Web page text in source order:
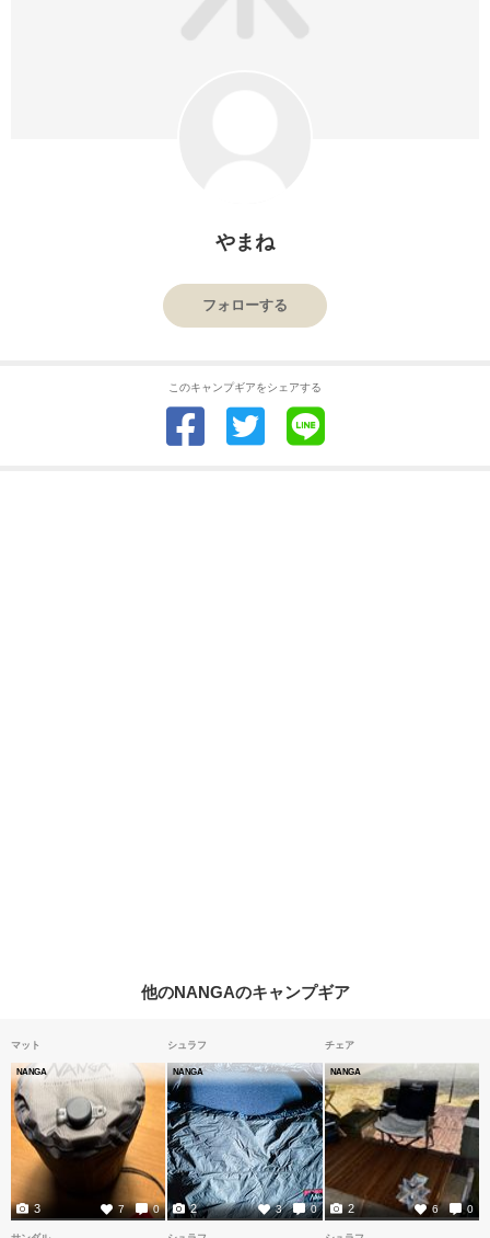
やまね
フォローする
このキャンプギアをシェアする
他のNANGAのキャンプギア
マット
NANGA
7 0
3
シュラフ
NANGA
3 0
2
チェア
NANGA
6 0
2